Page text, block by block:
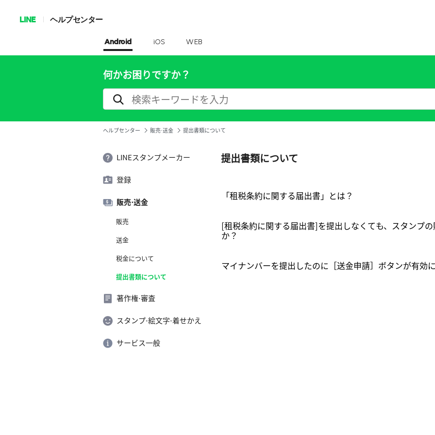
LINE ヘルプセンター
Android iOS WEB
何かお困りですか？
ヘルプセンター 販売⋅送金 提出書類について
LINEスタンプメーカー
登録
販売⋅送金
販売
送金
税金について
提出書類について
著作権⋅審査
スタンプ⋅絵文字⋅着せかえ
サービス一般
提出書類について
「租税条約に関する届出書」とは？
[租税条約に関する届出書]を提出しなくても、スタンプ
か？
マイナンバーを提出したのに［送金申請］ボタンが有効